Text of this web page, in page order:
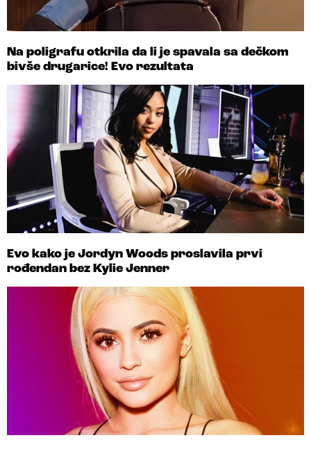
Na poligrafu otkrila da li je spavala sa dečkom
bivše drugarice! Evo rezultata
Evo kako je Jordyn Woods proslavila prvi
rođendan bez Kylie Jenner